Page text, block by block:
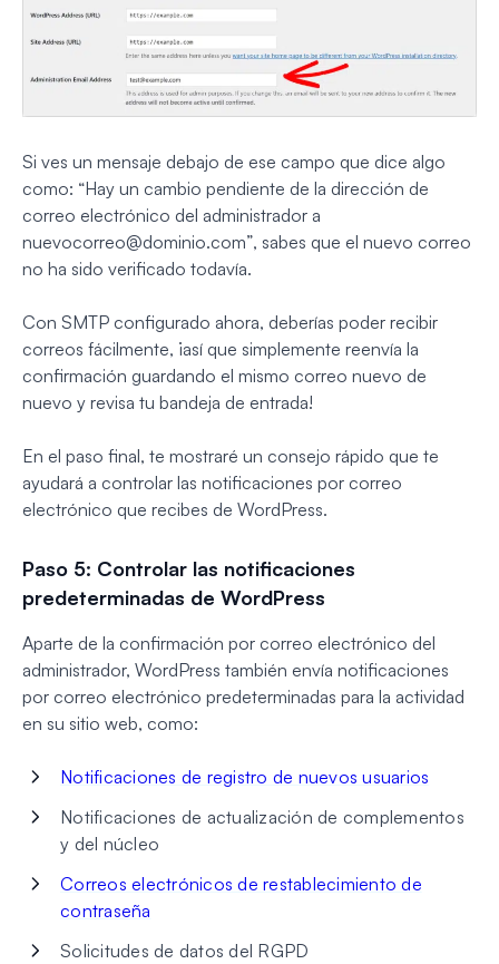
Si ves un mensaje debajo de ese campo que dice algo
como: “Hay un cambio pendiente de la dirección de
correo electrónico del administrador a
nuevocorreo@dominio.com”, sabes que el nuevo correo
no ha sido verificado todavía.
Con SMTP configurado ahora, deberías poder recibir
correos fácilmente, ¡así que simplemente reenvía la
confirmación guardando el mismo correo nuevo de
nuevo y revisa tu bandeja de entrada!
En el paso final, te mostraré un consejo rápido que te
ayudará a controlar las notificaciones por correo
electrónico que recibes de WordPress.
Paso 5: Controlar las notificaciones
predeterminadas de WordPress
Aparte de la confirmación por correo electrónico del
administrador, WordPress también envía notificaciones
por correo electrónico predeterminadas para la actividad
en su sitio web, como:
Notificaciones de registro de nuevos usuarios
Notificaciones de actualización de complementos
y del núcleo
Correos electrónicos de restablecimiento de
contraseña
Solicitudes de datos del RGPD